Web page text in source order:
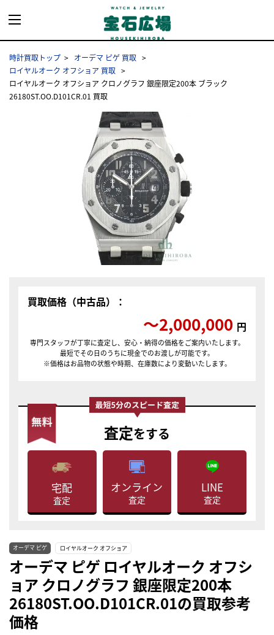
時計買取トップ
オーデマ ピゲ 買取
ロイヤルオーク オフショア 買取
ロイヤルオーク オフショア クロノグラフ 銀座限定200本 ブラック
26180ST.OO.D101CR.01 買取
買取価格（中古品）：
〜2,000,000 円
専門スタッフが丁寧に査定し、安心・納得の価格をご案内いたします。
最短でその日のうちに現金でのお渡しが可能です。
※価格はお品物の状態や時期、在庫数により変動いたします。
査定をする
宅配
査定
オンライン
査定
LINE
査定
オーデマ ピゲ ロイヤルオーク オフショア
オーデマ ピゲ ロイヤルオーク オフシ
ョア クロノグラフ 銀座限定200本
26180ST.OO.D101CR.01の買取参考
価格